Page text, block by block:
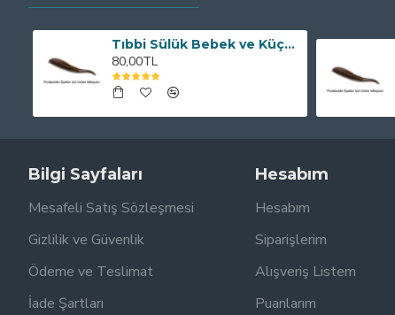
Tıbbi Sülük Bebek ve Küçük Boy
80,00TL
Bilgi Sayfaları
Mesafeli Satış Sözleşmesi
Gizlilik ve Güvenlik
Ödeme ve Teslimat
İade Şartları
Hesabım
Hesabım
Siparişlerim
Alışveriş Listem
Puanlarım